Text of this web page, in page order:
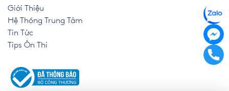
Giới Thiệu
Hệ Thống Trung Tâm
Tin Tức
Tips Ôn Thi